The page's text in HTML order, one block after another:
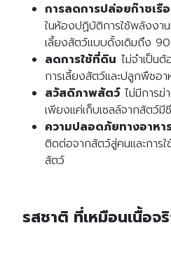
การลดการปล่อยก๊าซเรื
ในห้องปฏิบัติการใช้พลังงา
เลี้ยงสัตว์แบบดั้งเดิมถึง
ลดการใช้ที่ดิน ไม่จำเป็น
การเลี้ยงสัตว์และปลูกพืชอา
สวัสดิภาพสัตว์ไม่มีการฆ่
เพียงแค่เก็บเซลล์จากสัตว์มี
ความปลอดภัยทางอาหา
ติดต่อจากสัตว์สู่คนและการใ
สัตว์
รสชาติ ที่เหมือนเนื้อจ